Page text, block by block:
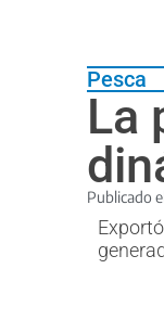
Pesca
La
Publicado el